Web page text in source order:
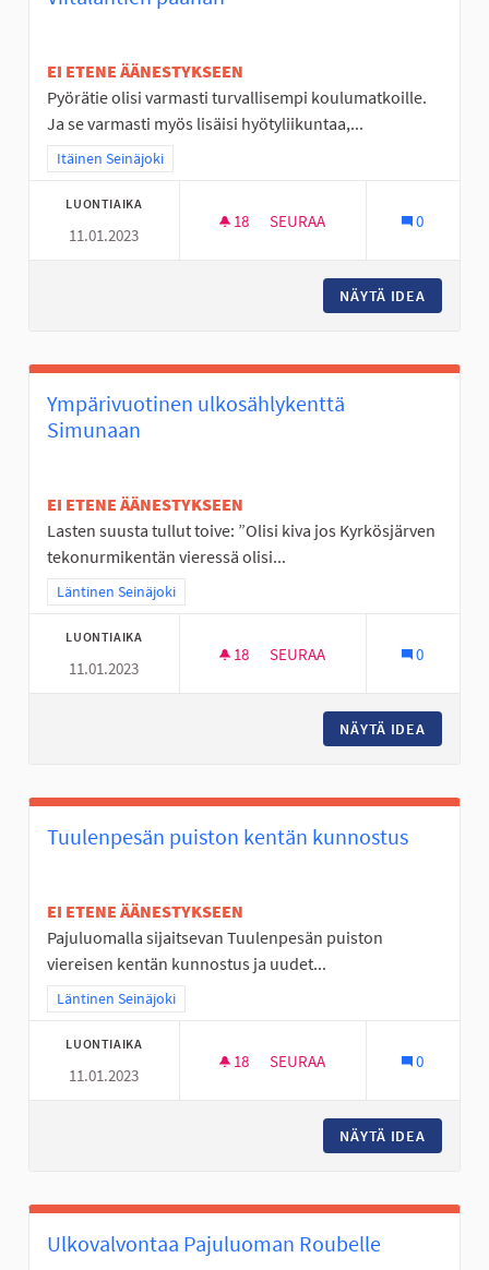
EI ETENE ÄÄNESTYKSEEN
Pyörätie olisi varmasti turvallisempi koulumatkoille.
Ja se varmasti myös lisäisi hyötyliikuntaa,...
Rajaa tulokset teeman mukaan: Itäinen Seinäjoki
Itäinen Seinäjoki
LUONTIAIKA
11.01.2023
18 18 SEURAAJAA
SEURAA 0
NÄYTÄ IDEA
Ympärivuotinen ulkosählykenttä
Simunaan
EI ETENE ÄÄNESTYKSEEN
Lasten suusta tullut toive: ”Olisi kiva jos Kyrkösjärven
tekonurmikentän vieressä olisi...
Rajaa tulokset teeman mukaan: Läntinen Seinäjoki
Läntinen Seinäjoki
LUONTIAIKA
11.01.2023
18 18 SEURAAJAA
SEURAA 0
NÄYTÄ IDEA
Tuulenpesän puiston kentän kunnostus
EI ETENE ÄÄNESTYKSEEN
Pajuluomalla sijaitsevan Tuulenpesän puiston
viereisen kentän kunnostus ja uudet...
Rajaa tulokset teeman mukaan: Läntinen Seinäjoki
Läntinen Seinäjoki
LUONTIAIKA
11.01.2023
18 18 SEURAAJAA
SEURAA 0
NÄYTÄ IDEA
Ulkovalvontaa Pajuluoman Roubelle